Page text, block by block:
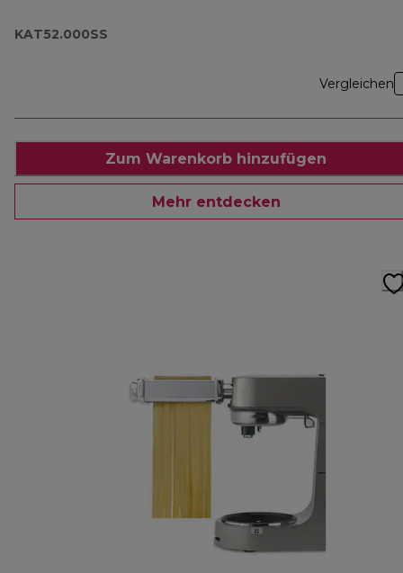
KAT52.000SS
Vergleichen
Zum Warenkorb hinzufügen
Mehr entdecken